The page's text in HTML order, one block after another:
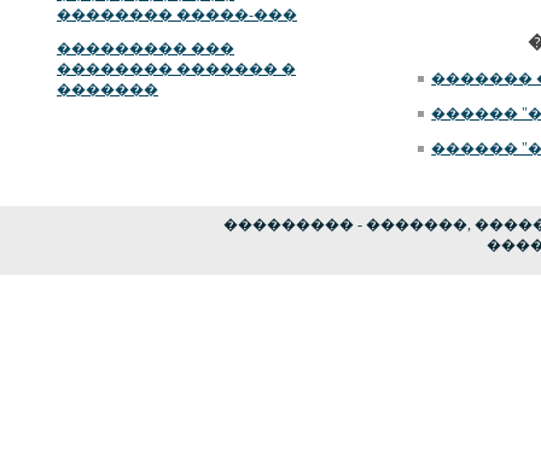
�������� �����-���
��������� ���
�������� ������� �
�������
�������
������
������
��������� - �������,